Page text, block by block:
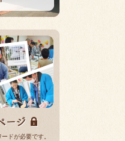
ドが必要です。